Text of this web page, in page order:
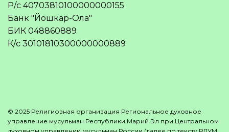
Р/с 40703810100000000155
Банк "Йошкар-Ола"
БИК 048860889
К/с 30101810300000000889
© 2025 Религиозная организация Региональное духовное
управление мусульман Республики Марий Эл при Центральном